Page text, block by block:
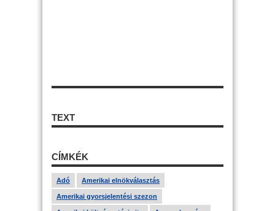
TEXT
CÍMKÉK
Adó Amerikai elnökválasztás
Amerikai gyorsjelentési szezon